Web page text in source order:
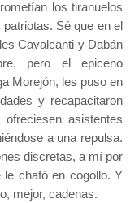
los tiranuelos
Sé que en el
Cavalcanti y Dabán
pero el epiceno
Morejón, les puso en
y recapacitaron
asistentes
a una repulsa.
discretas, a mí por
chafó en cogollo. Y
mejor, cadenas.